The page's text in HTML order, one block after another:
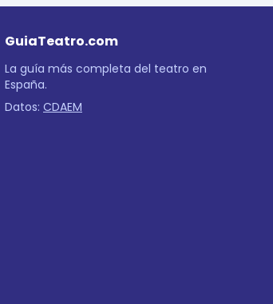
GuiaTeatro.com
La guía más completa del teatro en
España.
Datos: CDAEM